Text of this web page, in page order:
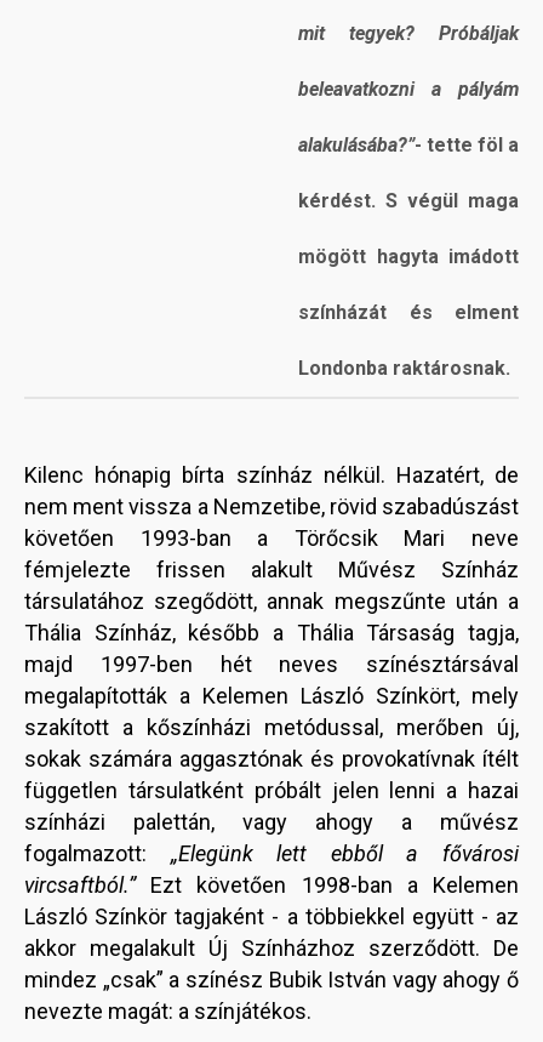
mit tegyek? Próbáljak
beleavatkozni a pályám
alakulásába?”- tette föl a
kérdést. S végül maga
mögött hagyta imádott
színházát és elment
Londonba raktárosnak.
Kilenc hónapig bírta színház nélkül. Hazatért, de
nem ment vissza a Nemzetibe, rövid szabadúszást
követően 1993-ban a Törőcsik Mari neve
fémjelezte frissen alakult Művész Színház
társulatához szegődött, annak megszűnte után a
Thália Színház, később a Thália Társaság tagja,
majd 1997-ben hét neves színésztársával
megalapították a Kelemen László Színkört, mely
szakított a kőszínházi metódussal, merőben új,
sokak számára aggasztónak és provokatívnak ítélt
független társulatként próbált jelen lenni a hazai
színházi palettán, vagy ahogy a művész
fogalmazott: „Elegünk lett ebből a fővárosi
vircsaftból.”Ezt követően 1998-ban a Kelemen
László Színkör tagjaként - a többiekkel együtt - az
akkor megalakult Új Színházhoz szerződött. De
mindez „csak” a színész Bubik István vagy ahogy ő
nevezte magát: a színjátékos.